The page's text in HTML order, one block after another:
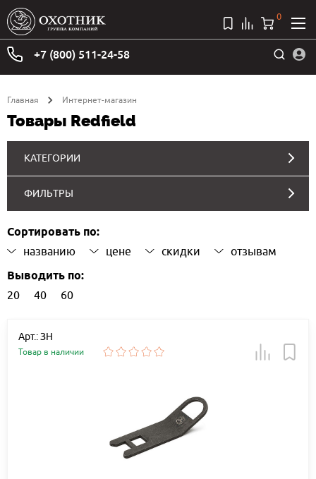
+7 (800) 511-24-58
0
Главная Интернет-магазин
Товары Redfield
КАТЕГОРИИ
ФИЛЬТРЫ
Сортировать по:
названию цене скидки отзывам
Выводить по:
20 40 60
Арт.: ЗН
Товар в наличии